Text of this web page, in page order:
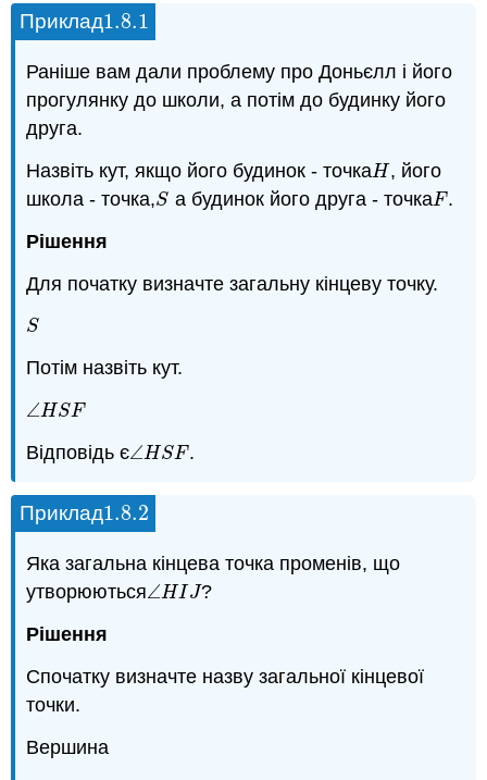
Приклад1.8.1
1.8.1
Раніше вам дали проблему про Доньєлл і його
прогулянку до школи, а потім до будинку його
друга.
Назвіть кут, якщо його будинок - точкаH
H, його
школа - точка,S
S а будинок його друга - точкаF
F .
Рішення
Для початку визначте загальну кінцеву точку.
S
S
Потім назвіть кут.
∠HSF
∠HSF
Відповідь є∠HSF
∠HSF.
Приклад1.8.2
1.8.2
Яка загальна кінцева точка променів, що
утворюються∠HI J
∠HIJ ?
Рішення
Спочатку визначте назву загальної кінцевої
точки.
Вершина